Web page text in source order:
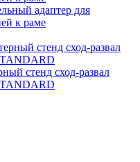
адаптер для
к раме
стенд сход-развал